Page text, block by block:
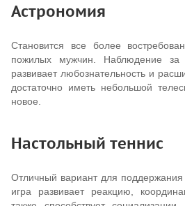
Астрономия
Становится все более
пожилых мужчин. Наблюдение за
развивает любознательность и
достаточно иметь небольшой
новое.
Настольный теннис
Отличный вариант для
игра развивает реакцию,